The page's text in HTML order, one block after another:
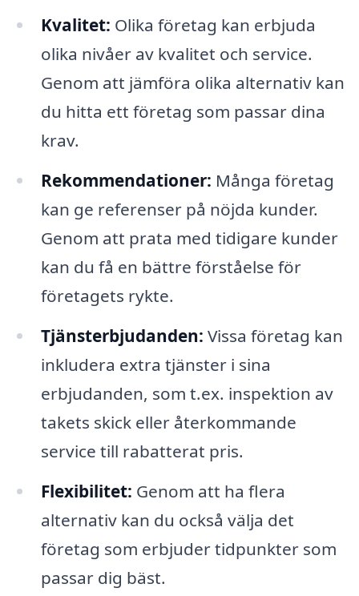
Kvalitet: Olika företag kan erbjuda
olika nivåer av kvalitet och service.
Genom att jämföra olika alternativ kan
du hitta ett företag som passar dina
krav.
Rekommendationer: Många företag
kan ge referenser på nöjda kunder.
Genom att prata med tidigare kunder
kan du få en bättre förståelse för
företagets rykte.
Tjänsterbjudanden: Vissa företag kan
inkludera extra tjänster i sina
erbjudanden, som t.ex. inspektion av
takets skick eller återkommande
service till rabatterat pris.
Flexibilitet: Genom att ha flera
alternativ kan du också välja det
företag som erbjuder tidpunkter som
passar dig bäst.